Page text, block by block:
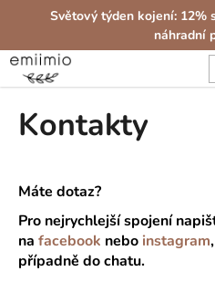
Světový týden kojení: 12%
náhradní
Kontakty
Máte dotaz?
Pro nejrychlejší spojení
na facebook nebo instagram,
případně do chatu.
š
í
o
t
ř
e
b